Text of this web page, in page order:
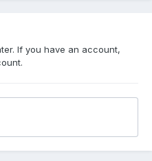
If you have an account,